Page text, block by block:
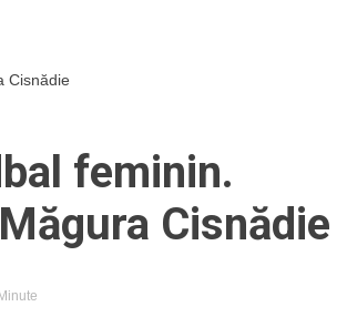
Cisnădie
feminin.
Cisnădie